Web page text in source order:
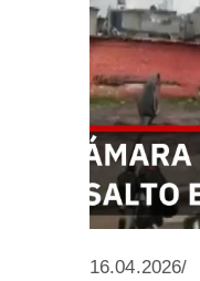
16.04.2026/